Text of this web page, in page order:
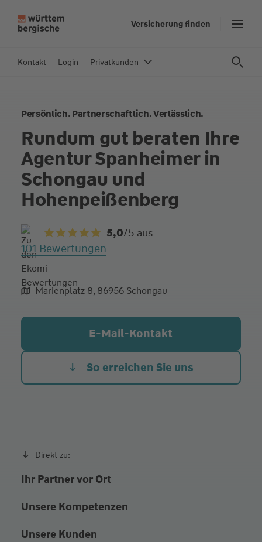
In
Versicherung finden
Kontakt Login Privatkunden
Persönlich. Partnerschaftlich. Verlässlich.
Rundum gut beraten Ihre
Agentur Spanheimer in
Schongau und
Hohenpeißenberg
5,0/5 aus
101 Bewertungen
aliqua culpa cillum ullamco
Marienplatz 8, 86956 Schongau
E-Mail-Kontakt
So erreichen Sie uns
Direkt zu:
Ihr Partner vor Ort
Unsere Kompetenzen
Unsere Kunden